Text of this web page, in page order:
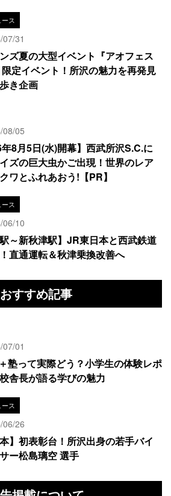
ス
31
ズ夏の大型イベント『アオフェス
定イベント！所沢の魅力を再発見
き企画
08/05
年8月5日(水)開幕】西武所沢S.C.に
ズの巨大虫かご出現！世界のレア
ワとふれあおう!【PR】
ス
06/10
駅～新秋津駅】JR東日本と西武鉄道
直通運転＆秋津乗換改善へ
おすすめ記事
01
塾って実際どう？小学生の体験レポ
舎長が語る学びの魅力
ス
06/26
本】初表彰台！所沢出身の若手バイ
ー松島璃空 選手